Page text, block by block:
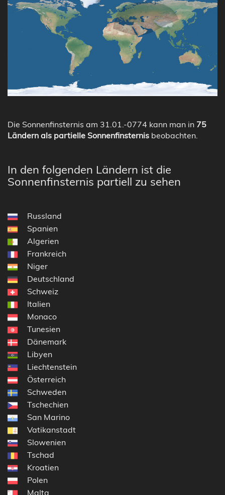
Die Sonnenfinsternis am 31.01.-0774 kann man in 75
Ländern als partielle Sonnenfinsternis beobachten.
In den folgenden Ländern ist die
Sonnenfinsternis partiell zu sehen
Russland
Spanien
Algerien
Frankreich
Niger
Deutschland
Schweiz
Italien
Monaco
Tunesien
Dänemark
Libyen
Liechtenstein
Österreich
Schweden
Tschechien
San Marino
Vatikanstadt
Slowenien
Tschad
Kroatien
Polen
Malta